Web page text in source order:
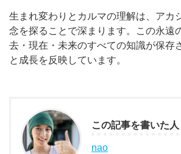
生まれ変わりとカルマの理解は、アカ
念を探ることで深まります。この永遠
去・現在・未来のすべての知識が保存
と成長を反映しています。
この記事を書いた人
nao